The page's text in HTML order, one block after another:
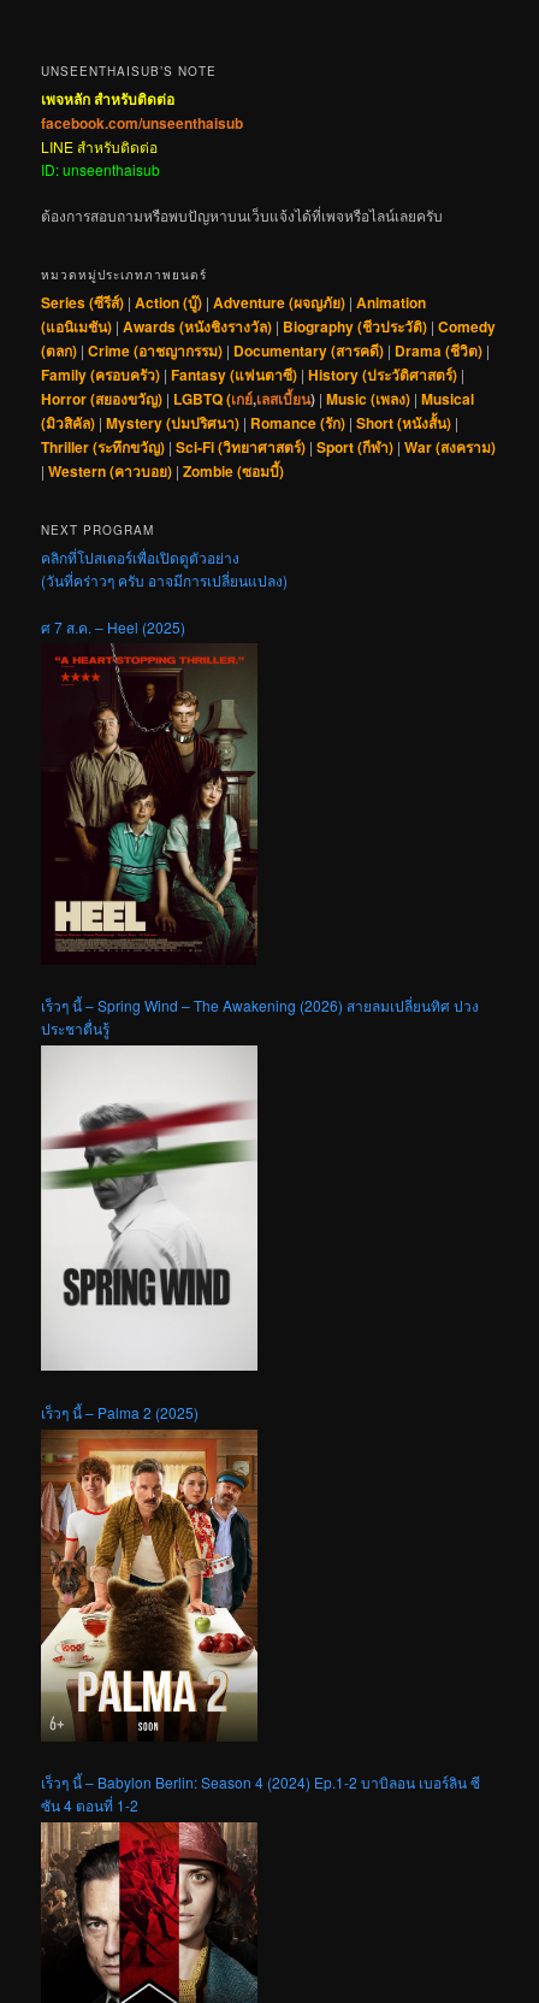
UNSEENTHAISUB’S NOTE
เพจหลัก สำหรับติดต่อ
facebook.com/unseenthaisub
LINE สำหรับติดต่อ
ID: unseenthaisub
ต้องการสอบถามหรือพบปัญหาบนเว็บแจ้งได้ที่เพจหรือไลน์เลยครับ
หมวดหมู่ประเภทภาพยนตร์
Series (ซีรีส์) |Action (บู๊) |Adventure (ผจญภัย) |Animation
(แอนิเมชัน) |Awards (หนังชิงรางวัล) | Biography (ชีวประวัติ) |Comedy
(ตลก) |Crime (อาชญากรรม) | Documentary (สารคดี) | Drama (ชีวิต) |
Family (ครอบครัว) |Fantasy (แฟนตาซี) |History (ประวัติศาสตร์) |
Horror (สยองขวัญ) | LGBTQ (เกย์,เลสเบี้ยน) |Music (เพลง) |Musical
(มิวสิคัล) |Mystery (ปมปริศนา) | Romance (รัก) |Short (หนังสั้น) |
Thriller (ระทึกขวัญ) |Sci-Fi (วิทยาศาสตร์) |Sport (กีฬา) |War (สงคราม)
|Western (คาวบอย) |Zombie (ซอมบี้)
NEXT PROGRAM
คลิกที่โปสเตอร์เพื่อเปิดดูตัวอย่าง
(วันที่คร่าวๆ ครับ อาจมีการเปลี่ยนแปลง)
ศ 7 ส.ค. – Heel (2025)
เร็วๆ นี้ – Spring Wind – The Awakening (2026) สายลมเปลี่ยนทิศ ปวง
ประชาตื่นรู้
เร็วๆ นี้ – Palma 2 (2025)
เร็วๆ นี้ – Babylon Berlin: Season 4 (2024) Ep.1-2 บาบิลอน เบอร์ลิน ซี
ซัน 4 ตอนที่ 1-2